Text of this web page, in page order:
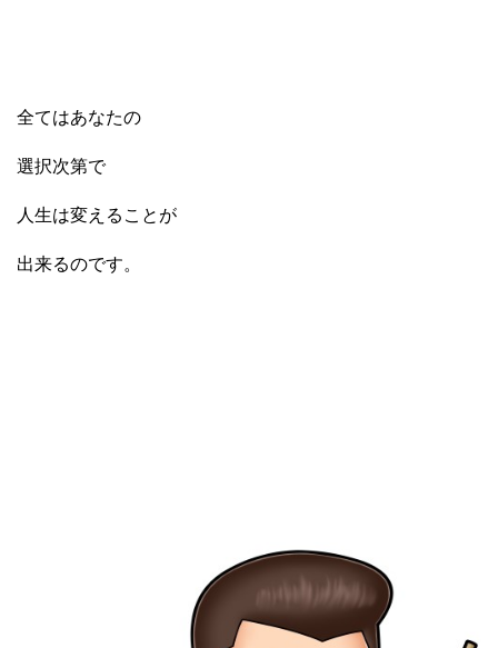
全てはあなたの
選択次第で
人生は変えることが
出来るのです。